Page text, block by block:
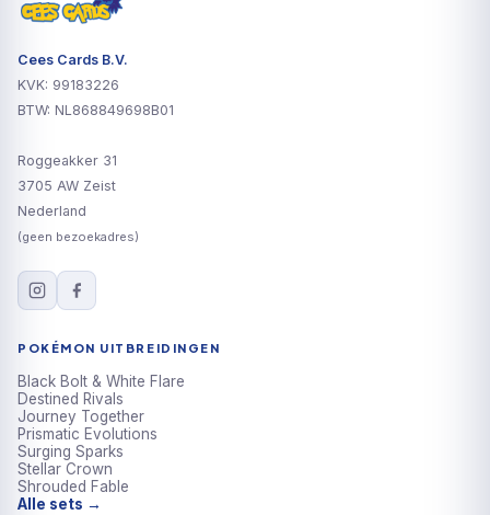
Cees Cards B.V.
KVK: 99183226
BTW: NL868849698B01
Roggeakker 31
3705 AW Zeist
Nederland
(geen bezoekadres)
POKÉMON UITBREIDINGEN
Black Bolt & White Flare
Destined Rivals
Journey Together
Prismatic Evolutions
Surging Sparks
Stellar Crown
Shrouded Fable
Alle sets →